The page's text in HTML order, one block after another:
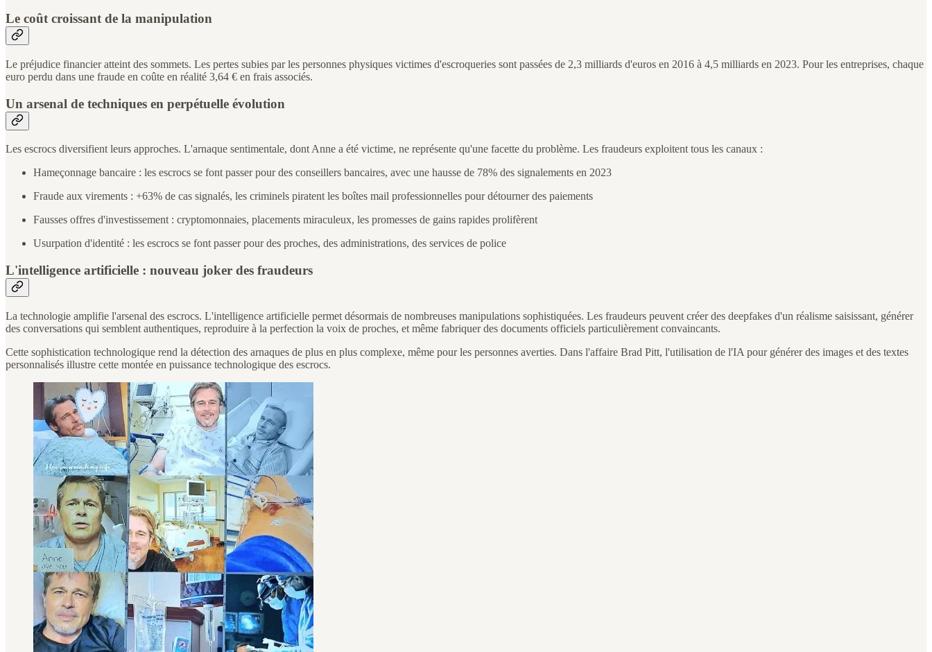
Le coût croissant de la manipulation
Le préjudice financier atteint des sommets. Les pertes subies par les personnes physiques victimes d'escroqueries sont passées de 2,3 milliards d'euros en 2016 à 4,5 milliards en 2023. Pour les entreprises, chaque
euro perdu dans une fraude en coûte en réalité 3,64 € en frais associés.
Un arsenal de techniques en perpétuelle évolution
Les escrocs diversifient leurs approches. L'arnaque sentimentale, dont Anne a été victime, ne représente qu'une facette du problème. Les fraudeurs exploitent tous les canaux :
Hameçonnage bancaire : les escrocs se font passer pour des conseillers bancaires, avec une hausse de 78% des signalements en 2023
Fraude aux virements : +63% de cas signalés, les criminels piratent les boîtes mail professionnelles pour détourner des paiements
Fausses offres d'investissement : cryptomonnaies, placements miraculeux, les promesses de gains rapides prolifèrent
Usurpation d'identité : les escrocs se font passer pour des proches, des administrations, des services de police
L'intelligence artificielle : nouveau joker des fraudeurs
La technologie amplifie l'arsenal des escrocs. L'intelligence artificielle permet désormais de nombreuses manipulations sophistiquées. Les fraudeurs peuvent créer des deepfakes d'un réalisme saisissant, générer
des conversations qui semblent authentiques, reproduire à la perfection la voix de proches, et même fabriquer des documents officiels particulièrement convaincants.
Cette sophistication technologique rend la détection des arnaques de plus en plus complexe, même pour les personnes averties. Dans l'affaire Brad Pitt, l'utilisation de l'IA pour générer des images et des textes
personnalisés illustre cette montée en puissance technologique des escrocs.